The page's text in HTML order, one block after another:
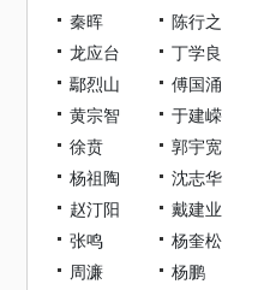
秦晖 陈行之
龙应台
丁学良
鄢烈山
傅国涌
黄宗智
于建嵘
徐贲
郭宇宽
杨祖陶
沈志华
赵汀阳
戴建业
张鸣
杨奎松
周濂
杨鹏